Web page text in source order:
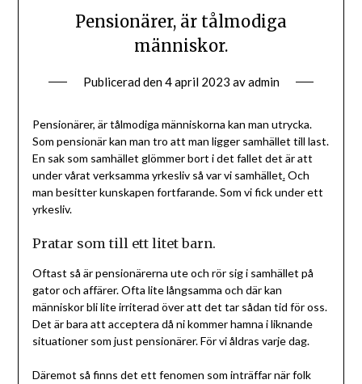
Pensionärer, är tålmodiga
människor.
Publicerad den4 april 2023 avadmin
Pensionärer, är tålmodiga människorna kan man utrycka.
Som pensionär kan man tro att man ligger samhället till last.
En sak som samhället glömmer bort i det fallet det är att
under vårat verksamma yrkesliv så var vi samhället.Och
man besitter kunskapen fortfarande. Som vi fick under ett
yrkesliv.
Pratar som till ett litet barn.
Oftast så är pensionärerna ute och rör sig i samhället på
gator och affärer. Ofta lite långsamma och där kan
människor bli lite irriterad över att det tar sådan tid för oss.
Det är bara att acceptera då ni kommer hamna i liknande
situationer som just pensionärer. För vi åldras varje dag.
Däremot så finns det ett fenomen som inträffar när folk